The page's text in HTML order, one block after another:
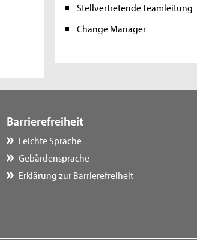
Stellvertretende Teamleitung
Change Manager
Barrierefreiheit
Leichte Sprache
Gebärdensprache
Erklärung zur Barrierefreiheit